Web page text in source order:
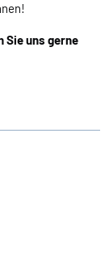
Sie uns gerne